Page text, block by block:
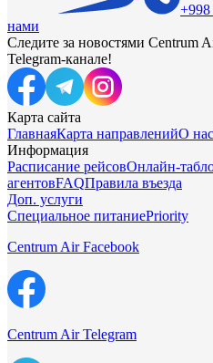
+998
нами
Следите за новостями Centrum
Telegram-канале!
Карта сайта
ГлавнаяКарта направленийО нас
Информация
Расписание рейсовОнлайн-
агентовFAQПравила въезда
Доп. услуги
Специальное питаниеPriority
Centrum Air Facebook
Centrum Air Telegram